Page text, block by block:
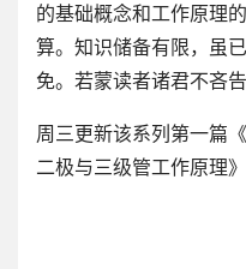
的基础概念和工作原理
算。知识储备有限，虽
免。若蒙读者诸君不吝
周三更新该系列第一篇
二极与三级管工作原理》